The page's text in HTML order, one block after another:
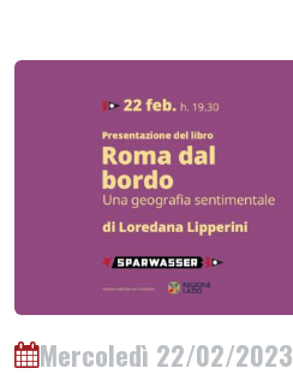
Mercoledì 22/02/2023